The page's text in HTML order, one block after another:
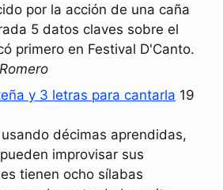
por la acción de una caña
5 datos claves sobre el
primero en Festival D'Canto.
y 3 letras para cantarla 19
décimas aprendidas,
improvisar sus
tienen ocho sílabas